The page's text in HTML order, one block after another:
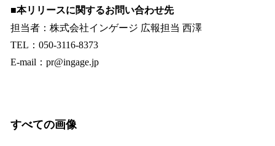
■本リリースに関するお問い合わせ先
担当者：株式会社インゲージ 広報担当 西澤
TEL：050-3116-8373
E-mail：pr@ingage.jp
すべての画像